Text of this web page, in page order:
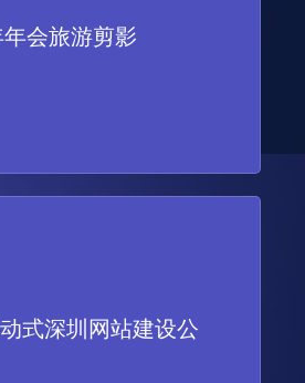
会旅游剪影
式深圳网站建设公